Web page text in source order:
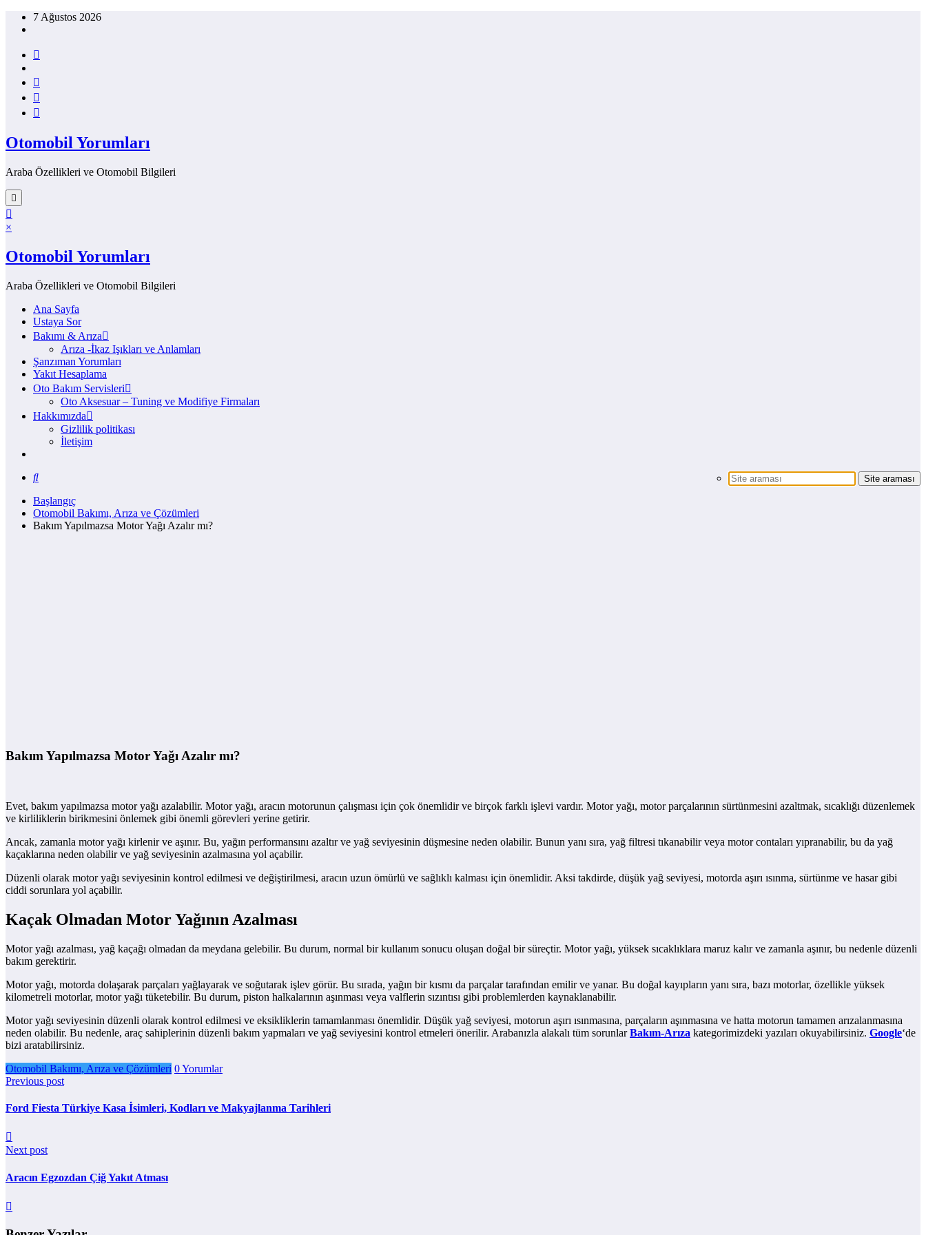
İçeriğe7 Ağustos 2026
Otomobil Yorumları
Araba Özellikleri ve Otomobil Bilgileri
×
Otomobil Yorumları
Araba Özellikleri ve Otomobil Bilgileri
Ana Sayfa
Ustaya Sor
Bakımı & Arıza
Arıza -İkaz Işıkları ve Anlamları
Şanzıman Yorumları
Yakıt Hesaplama
Oto Bakım Servisleri
Oto Aksesuar – Tuning ve Modifiye Firmaları
Hakkımızda
Gizlilik politikası
İletişim
Başlangıç
Otomobil Bakımı, Arıza ve Çözümleri
Bakım Yapılmazsa Motor Yağı Azalır mı?
Bakım Yapılmazsa Motor Yağı Azalır mı?
Evet, bakım yapılmazsa motor yağı azalabilir. Motor yağı, aracın motorunun çalışması için çok önemlidir ve birçok farklı işlevi vardır. Motor yağı, motor parçalarının sürtünmesini azaltmak, sıcaklığı düzenlemek
ve kirliliklerin birikmesini önlemek gibi önemli görevleri yerine getirir.
Ancak, zamanla motor yağı kirlenir ve aşınır. Bu, yağın performansını azaltır ve yağ seviyesinin düşmesine neden olabilir. Bunun yanı sıra, yağ filtresi tıkanabilir veya motor contaları yıpranabilir, bu da yağ
kaçaklarına neden olabilir ve yağ seviyesinin azalmasına yol açabilir.
Düzenli olarak motor yağı seviyesinin kontrol edilmesi ve değiştirilmesi, aracın uzun ömürlü ve sağlıklı kalması için önemlidir. Aksi takdirde, düşük yağ seviyesi, motorda aşırı ısınma, sürtünme ve hasar gibi
ciddi sorunlara yol açabilir.
Kaçak Olmadan Motor Yağının Azalması
Motor yağı azalması, yağ kaçağı olmadan da meydana gelebilir. Bu durum, normal bir kullanım sonucu oluşan doğal bir süreçtir. Motor yağı, yüksek sıcaklıklara maruz kalır ve zamanla aşınır, bu nedenle düzenli
bakım gerektirir.
Motor yağı, motorda dolaşarak parçaları yağlayarak ve soğutarak işlev görür. Bu sırada, yağın bir kısmı da parçalar tarafından emilir ve yanar. Bu doğal kayıpların yanı sıra, bazı motorlar, özellikle yüksek
kilometreli motorlar, motor yağı tüketebilir. Bu durum, piston halkalarının aşınması veya valflerin sızıntısı gibi problemlerden kaynaklanabilir.
Motor yağı seviyesinin düzenli olarak kontrol edilmesi ve eksikliklerin tamamlanması önemlidir. Düşük yağ seviyesi, motorun aşırı ısınmasına, parçaların aşınmasına ve hatta motorun tamamen arızalanmasına
neden olabilir. Bu nedenle, araç sahiplerinin düzenli bakım yapmaları ve yağ seviyesini kontrol etmeleri önerilir. Arabanızla alakalı tüm sorunlarBakım-Arıza kategorimizdeki yazıları okuyabilirsiniz. Google‘de
bizi aratabilirsiniz.
Otomobil Bakımı, Arıza ve Çözümleri 0 Yorumlar
Previous post
Ford Fiesta Türkiye Kasa İsimleri, Kodları ve Makyajlanma Tarihleri
Next post
Aracın Egzozdan Çiğ Yakıt Atması